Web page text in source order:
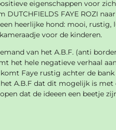
eigenschappen voor
DUTCHFIELDS FAYE ROZI naar
heerlijke hond: mooi, rustig,
voor de kinderen.
van het A.B.F. (anti
het hele negatieve verhaal
Faye rustig achter de bank
A.B.F dat dit mogelijk is met
dat de ideeen een beetje